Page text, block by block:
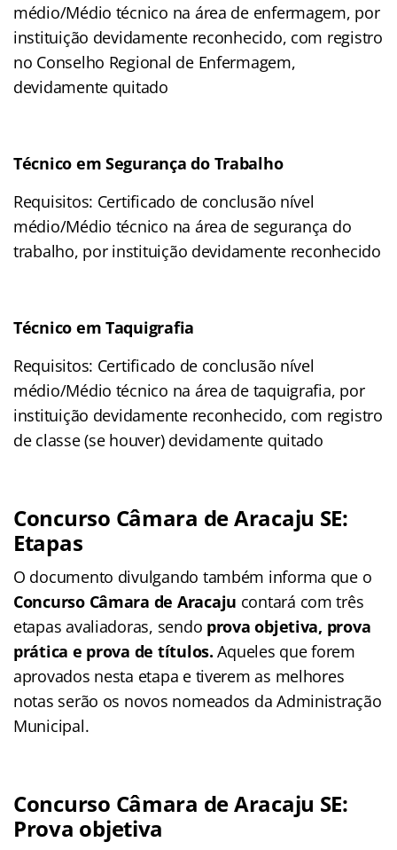
médio/Médio técnico na área de enfermagem, por
instituição devidamente reconhecido, com registro
no Conselho Regional de Enfermagem,
devidamente quitado
Técnico em Segurança do Trabalho
Requisitos: Certificado de conclusão nível
médio/Médio técnico na área de segurança do
trabalho, por instituição devidamente reconhecido
Técnico em Taquigrafia
Requisitos: Certificado de conclusão nível
médio/Médio técnico na área de taquigrafia, por
instituição devidamente reconhecido, com registro
de classe (se houver) devidamente quitado
Concurso Câmara de Aracaju SE:
Etapas
O documento divulgando também informa que o
Concurso Câmara de Aracaju contará com três
etapas avaliadoras, sendo prova objetiva, prova
prática e prova de títulos.Aqueles que forem
aprovados nesta etapa e tiverem as melhores
notas serão os novos nomeados da Administração
Municipal.
Concurso Câmara de Aracaju SE:
Prova objetiva